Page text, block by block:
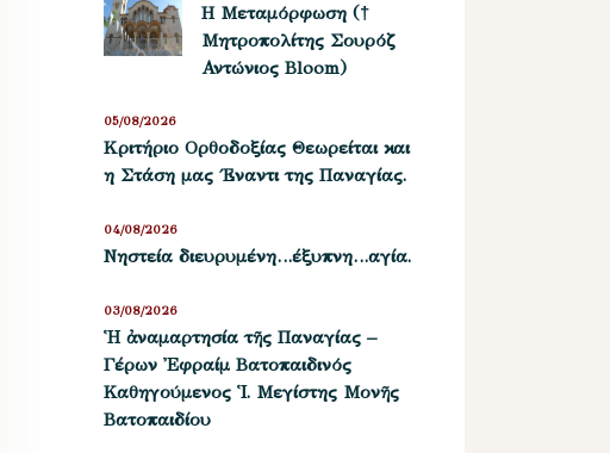
Η Μεταμόρφωση (†
Μητροπολίτης Σουρόζ
Αντώνιος Bloom)
Kριτήριο Oρθοδοξίας Θεωρείται και
η Στάση μας ΄Εναντι της Παναγίας.
05/08/2026
Νηστεία διευρυμένη…έξυπνη…αγία.
04/08/2026
Ἡ ἀναμαρτησία τῆς Παναγίας –
Γέρων Ἐφραίμ Βατοπαιδινός
Καθηγούμενος Ἱ. Μεγίστης Μονῆς
Βατοπαιδίου
03/08/2026